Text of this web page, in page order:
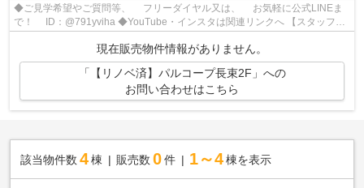
◆ご見学希望やご質問等、 フリーダイヤル又は、 お気軽に公式LINEま
で！ ID：@791yviha ◆YouTube・インスタは関連リンクへ 【スタッフい
現在販売物件情報がありません。
「【リノベ済】パルコープ長束2F」への
お問い合わせはこちら
該当物件数 4棟 販売数 0 件 1～4 棟を表示